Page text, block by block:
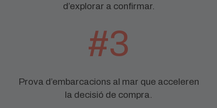
d’explorar a confirmar.
#3
Prova d’embarcacions al mar que acceleren
la decisió de compra.